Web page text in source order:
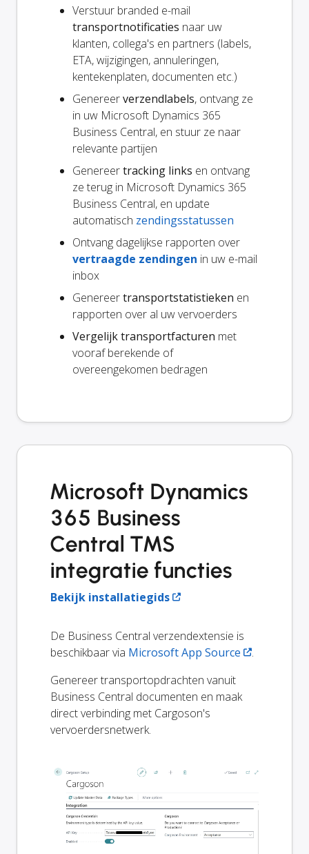
Verstuur branded e-mail
transportnotificaties naar uw
klanten, collega's en partners (labels,
ETA, wijzigingen, annuleringen,
kentekenplaten, documenten etc.)
Genereerverzendlabels, ontvang ze
in uw Microsoft Dynamics 365
Business Central, en stuur ze naar
relevante partijen
Genereertracking links en ontvang
ze terug in Microsoft Dynamics 365
Business Central, en update
automatisch zendingsstatussen
Ontvang dagelijkse rapporten over
vertraagde zendingen in uw e-mail
inbox
Genereertransportstatistieken en
rapporten over al uw vervoerders
Vergelijk transportfacturen met
vooraf berekende of
overeengekomen bedragen
Microsoft Dynamics
365 Business
Central TMS
integratie functies
Bekijk installatiegids
De Business Central verzendextensie is
beschikbaar via Microsoft App Source
.
Genereer transportopdrachten vanuit
Business Central documenten en maak
direct verbinding met Cargoson's
vervoerdersnetwerk.